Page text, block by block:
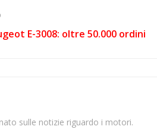
E-3008: oltre 50.000 ordini
sulle notizie riguardo i motori.